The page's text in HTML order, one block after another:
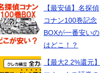
【最安値】名探偵
コナン100巻記念
BOXが一番安いの
はどこ！？
【最大2.2%還元】